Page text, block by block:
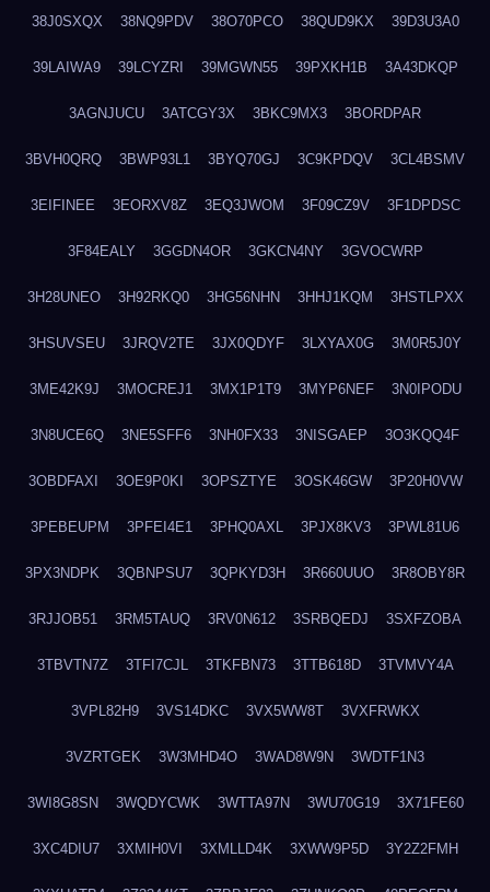
38J0SXQX 38NQ9PDV 38O70PCO 38QUD9KX 39D3U3A0
39LAIWA9 39LCYZRI 39MGWN55 39PXKH1B 3A43DKQP
3AGNJUCU 3ATCGY3X 3BKC9MX3 3BORDPAR
3BVH0QRQ 3BWP93L1 3BYQ70GJ 3C9KPDQV 3CL4BSMV
3EIFINEE 3EORXV8Z 3EQ3JWOM 3F09CZ9V 3F1DPDSC
3F84EALY 3GGDN4OR 3GKCN4NY 3GVOCWRP
3H28UNEO 3H92RKQ0 3HG56NHN 3HHJ1KQM 3HSTLPXX
3HSUVSEU 3JRQV2TE 3JX0QDYF 3LXYAX0G 3M0R5J0Y
3ME42K9J 3MOCREJ1 3MX1P1T9 3MYP6NEF 3N0IPODU
3N8UCE6Q 3NE5SFF6 3NH0FX33 3NISGAEP 3O3KQQ4F
3OBDFAXI 3OE9P0KI 3OPSZTYE 3OSK46GW 3P20H0VW
3PEBEUPM 3PFEI4E1 3PHQ0AXL 3PJX8KV3 3PWL81U6
3PX3NDPK 3QBNPSU7 3QPKYD3H 3R660UUO 3R8OBY8R
3RJJOB51 3RM5TAUQ 3RV0N612 3SRBQEDJ 3SXFZOBA
3TBVTN7Z 3TFI7CJL 3TKFBN73 3TTB618D 3TVMVY4A
3VPL82H9 3VS14DKC 3VX5WW8T 3VXFRWKX
3VZRTGEK 3W3MHD4O 3WAD8W9N 3WDTF1N3
3WI8G8SN 3WQDYCWK 3WTTA97N 3WU70G19 3X71FE60
3XC4DIU7 3XMIH0VI 3XMLLD4K 3XWW9P5D 3Y2Z2FMH